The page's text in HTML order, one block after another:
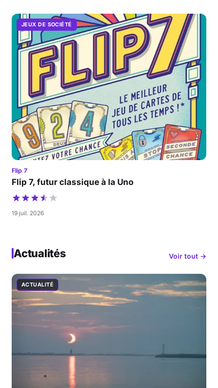
JEUX DE SOCIÉTÉ
Flip 7
Flip 7, futur classique à la Uno
19 juil. 2026
Actualités Voir tout →
ACTUALITÉ